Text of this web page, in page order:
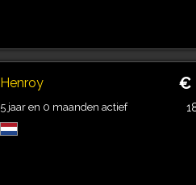
Henroy
5 jaar en 0 maanden actief
€